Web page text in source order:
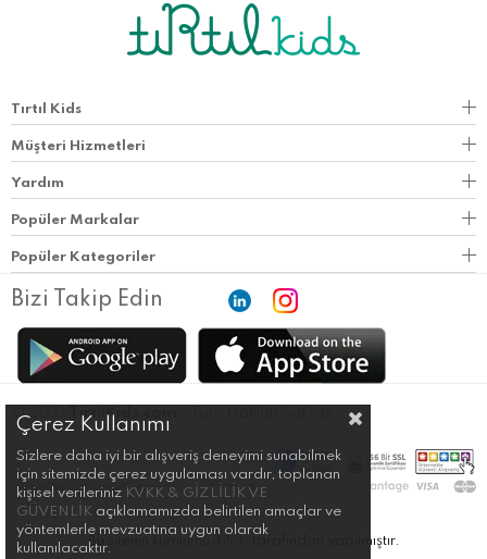
Tırtıl Kids
Müşteri Hizmetleri
Yardım
Popüler Markalar
Popüler Kategoriler
Bizi Takip Edin
© 2021 TirtilKids.com
Bu sitenin kurulumu tarafından yapılmıştır.
Çerez Kullanımı
Sizlere daha iyi bir alışveriş deneyimi sunabilmek
için sitemizde çerez uygulaması vardır, toplanan
kişisel verileriniz KVKK & GİZLİLİK VE
GÜVENLİK açıklamamızda belirtilen amaçlar ve
yöntemlerle mevzuatına uygun olarak
kullanılacaktır.